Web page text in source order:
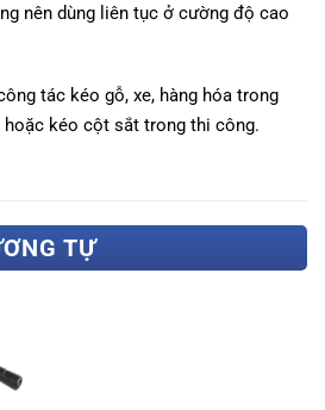
nên dùng liên tục ở cường độ cao
tác kéo gỗ, xe, hàng hóa trong
kéo cột sắt trong thi công.
TỰ